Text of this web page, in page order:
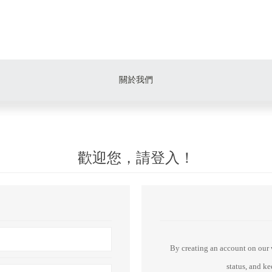
關於我們
歡迎您，請登入！
By creating an account on our
status, and